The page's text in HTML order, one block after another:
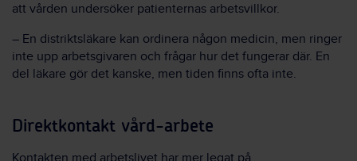
att vården undersöker patienternas arbetsvillkor.
– En distriktsläkare kan ordinera någon medicin, men ringer
inte upp arbetsgivaren och frågar hur det fungerar där. En
del läkare gör det kanske, men tiden finns ofta inte.
Direktkontakt vård-arbete
Kontakten med arbetslivet har mer legat på